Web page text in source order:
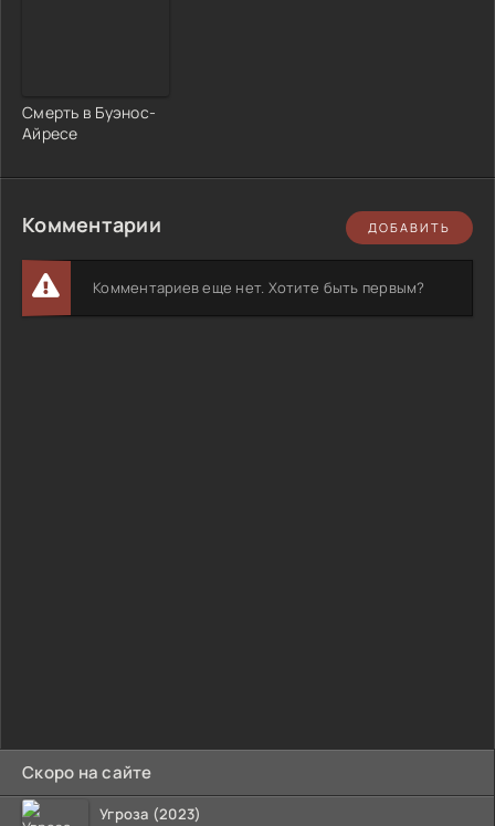
Скоро на сайте
Угроза (2023)
Смерть в Буэнос-
Айресе
Комментарии ДОБАВИТЬ
Комментариев еще нет. Хотите быть первым?